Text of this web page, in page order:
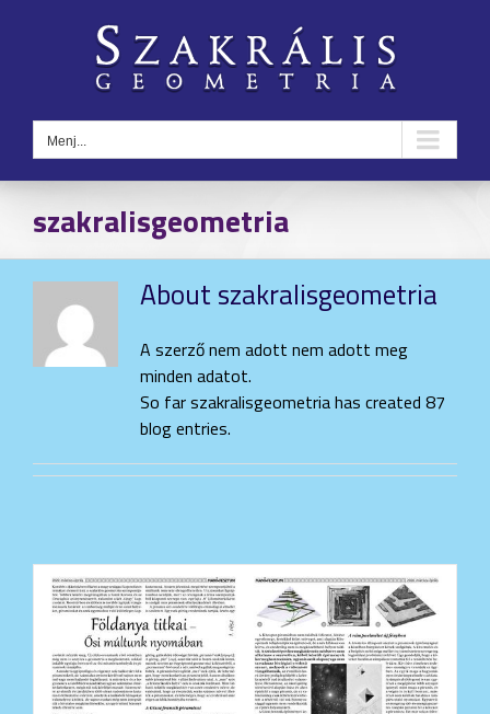
Menj...
szakralisgeometria
About szakralisgeometria
A szerző nem adott nem adott meg
minden adatot.
So far szakralisgeometria has created 87
blog entries.